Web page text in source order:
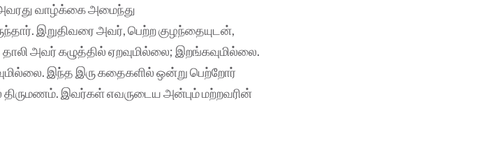
அவரது வாழ்க்கை அமைந்து
இறுதிவரை அவர், பெற்ற குழந்தையுடன்,
அவர் கழுத்தில் ஏறவுமில்லை; இறங்கவுமில்லை.
இந்த இரு கதைகளில் ஒன்று பெற்றோர்
இவர்கள் எவருடைய அன்பும் மற்றவரின்